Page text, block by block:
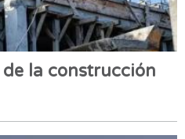
la construcción